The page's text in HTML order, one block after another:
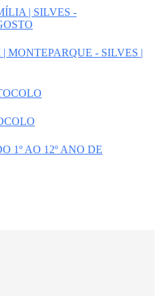
| SILVES -
MONTEPARQUE - SILVES |
1º AO 12º ANO DE